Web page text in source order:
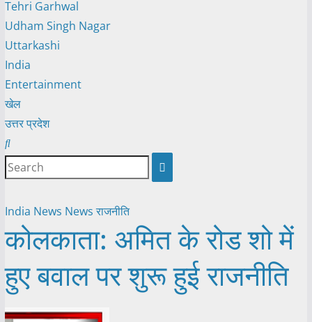
Tehri Garhwal
Udham Singh Nagar
Uttarkashi
India
Entertainment
खेल
उत्तर प्रदेश
India News Newsराजनीति
कोलकाता: अमित के रोड शो में
हुए बवाल पर शुरू हुई राजनीति